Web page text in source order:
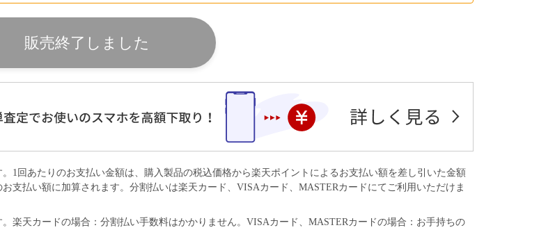
販売終了しました
1回あたりのお支払い金額は、購入製品の税込価格から楽天ポイントによるお支払い額を差し引いた金額
支払い額に加算されます。分割払いは楽天カード、VISAカード、MASTERカードにてご利用いただけま
楽天カードの場合：分割払い手数料はかかりません。VISAカード、MASTERカードの場合：お手持ちの